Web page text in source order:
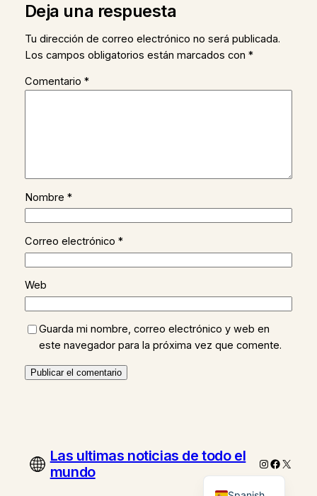
Deja una respuesta
Tu dirección de correo electrónico no será publicada.
Los campos obligatorios están marcados con *
Comentario *
Nombre *
Correo electrónico *
Web
Guarda mi nombre, correo electrónico y web en
este navegador para la próxima vez que comente.
Las ultimas noticias de todo el
mundo
Instagram
X